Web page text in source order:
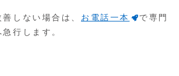
しない場合は、 お電話一本
で専門
行します。